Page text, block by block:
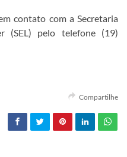
contato com a Secretaria
(SEL) pelo telefone (19)
Compartilhe